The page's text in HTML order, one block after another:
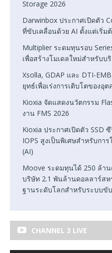
Storage 2026
Darwinbox ประกาศเปิดตัว
ที่ขับเคลื่อนด้วย AI ตั้งแต่เริ่ม
Multiplier ระดมทุนรอบ
เพื่อสร้างโมเดลใหม่สำหรับบ
Xsolla, GDAP และ DTI-
ยุทธ์เพื่อเร่งการเติบโตของอุ
Kioxia จัดแสดงนวัตกรรม
งาน FMS 2026
Kioxia ประกาศเปิดตัว SSD
IOPS สูงเป็นพิเศษสำหรับก
(AI)
Moove ระดมทุนได้ 250 ล้า
บริษัท 2.1 พันล้านดอลลาร์สห
ฐานระดับโลกสำหรับระบบขั
CHANNEL 3 LIVE